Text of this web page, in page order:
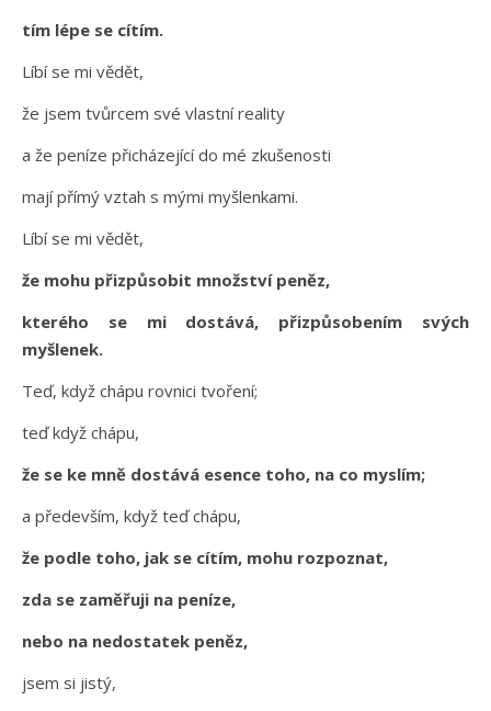
tím lépe se cítím.
Líbí se mi vědět,
že jsem tvůrcem své vlastní reality
a že peníze přicházející do mé zkušenosti
mají přímý vztah s mými myšlenkami.
Líbí se mi vědět,
že mohu přizpůsobit množství peněz,
kterého se mi dostává, přizpůsobením svých
myšlenek.
Teď, když chápu rovnici tvoření;
teď když chápu,
že se ke mně dostává esence toho, na co myslím;
a především, když teď chápu,
že podle toho, jak se cítím, mohu rozpoznat,
zda se zaměřuji na peníze,
nebo na nedostatek peněz,
jsem si jistý,